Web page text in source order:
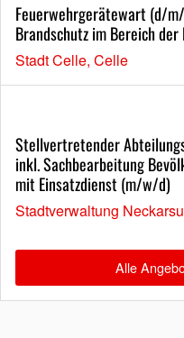
Feuerwehrgerätewart (d/
Brandschutz im Bereich
Stadt Celle, Celle
Stellvertretender
inkl. Sachbearbeitung
mit Einsatzdienst (m/w/d)
Stadtverwaltung
Alle